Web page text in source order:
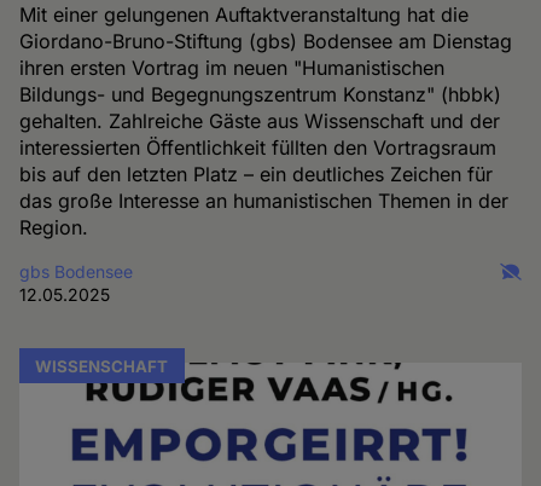
Mit einer gelungenen Auftaktveranstaltung hat die
Giordano-Bruno-Stiftung (gbs) Bodensee am Dienstag
ihren ersten Vortrag im neuen "Humanistischen
Bildungs- und Begegnungszentrum Konstanz" (hbbk)
gehalten. Zahlreiche Gäste aus Wissenschaft und der
interessierten Öffentlichkeit füllten den Vortragsraum
bis auf den letzten Platz – ein deutliches Zeichen für
das große Interesse an humanistischen Themen in der
Region.
gbs Bodensee
12.05.2025
WISSENSCHAFT